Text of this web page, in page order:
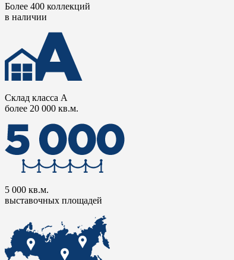
Более 400 коллекций
в наличии
Склад класса А
более 20 000 кв.м.
5 000 кв.м.
выставочных площадей